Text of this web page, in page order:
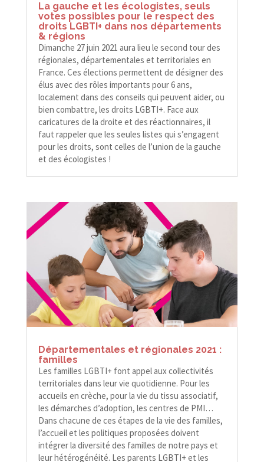
La gauche et les écologistes, seuls
votes possibles pour le respect des
droits LGBTI+ dans nos départements
& régions
Dimanche 27 juin 2021 aura lieu le second tour des
régionales, départementales et territoriales en
France. Ces élections permettent de désigner des
élus avec des rôles importants pour 6 ans,
localement dans des conseils qui peuvent aider, ou
bien combattre, les droits LGBTI+. Face aux
caricatures de la droite et des réactionnaires, il
faut rappeler que les seules listes qui s’engagent
pour les droits, sont celles de l’union de la gauche
et des écologistes !
Départementales et régionales 2021 :
familles
Les familles LGBTI+ font appel aux collectivités
territoriales dans leur vie quotidienne. Pour les
accueils en crèche, pour la vie du tissu associatif,
les démarches d’adoption, les centres de PMI…
Dans chacune de ces étapes de la vie des familles,
l’accueil et les politiques proposées doivent
intégrer la diversité des familles de notre pays et
leur hétérogénéité. Les parents LGBTI+ et les